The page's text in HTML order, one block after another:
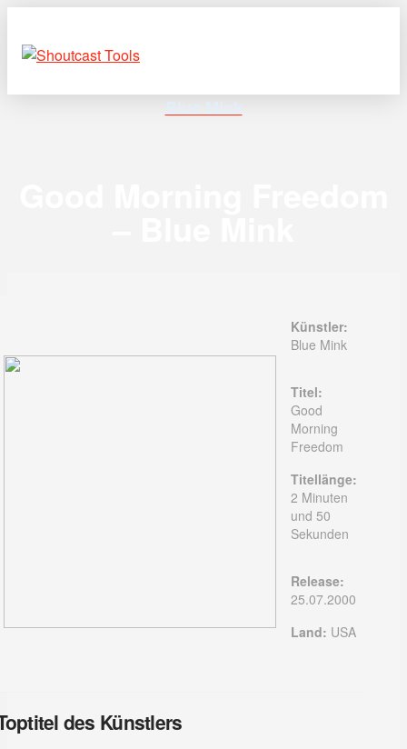
Blue Mink
Künstler:
Blue Mink
Titel:
Good
Morning
Freedom
Titellänge:
2 Minuten
und 50
Sekunden
Release:
25.07.2000
Land: USA
des Künstlers